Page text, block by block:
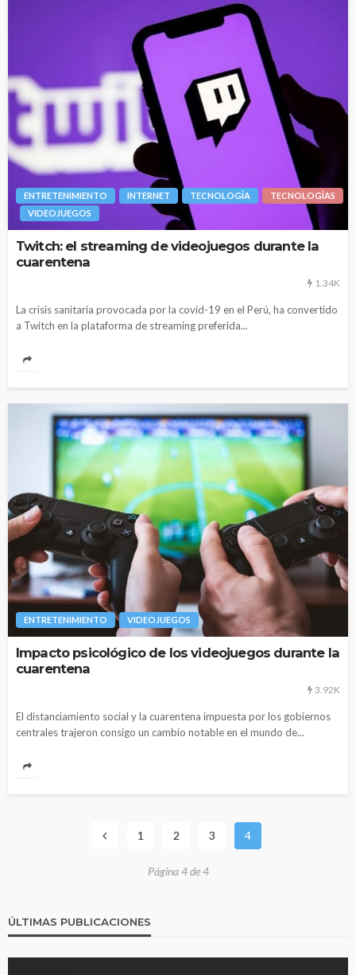
ENTRETENIMIENTO INTERNET TECNOLOGÍA
TECNOLOGÍAS
VIDEOJUEGOS
Twitch: el streaming de videojuegos durante la
cuarentena
1.34K
La crisis sanitaria provocada por la covid-19 en el Perú, ha convertido
a Twitch en la plataforma de streaming preferida...
ENTRETENIMIENTO VIDEOJUEGOS
Impacto psicológico de los videojuegos durante la
cuarentena
3.92K
El distanciamiento social y la cuarentena impuesta por los gobiernos
centrales trajeron consigo un cambio notable en el mundo de...
1 2 3 4
Página 4 de 4
ÚLTIMAS PUBLICACIONES